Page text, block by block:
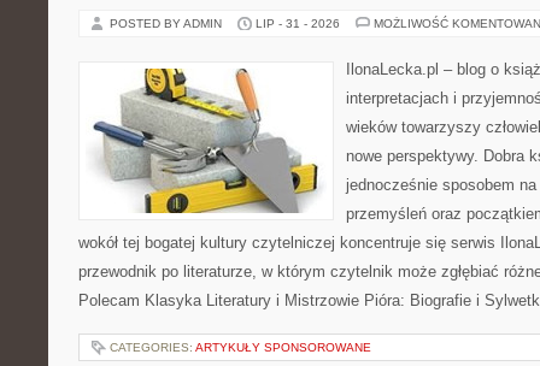
POSTED BY ADMIN LIP - 31 - 2026 MOŻLIWOŚĆ
IlonaLecka.pl – blog o
interpretacjach i
wieków towarzyszy
nowe perspektywy. Dobra
jednocześnie sposobem
przemyśleń oraz
wokół tej bogatej kultury czytelniczej koncentruje się serwis
przewodnik po literaturze, w którym czytelnik może zgłębiać
Polecam Klasyka Literatury i Mistrzowie Pióra: Biografie i
CATEGORIES: ARTYKUŁY SPONSOROWANE